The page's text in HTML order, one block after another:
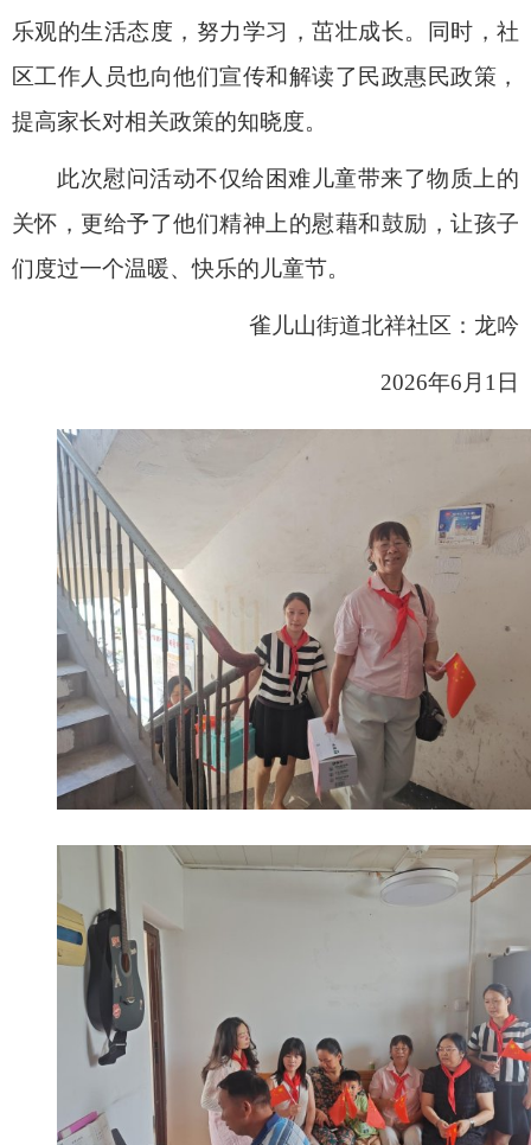
乐观的生活态度，努力学习，茁壮成长。同时，社
区工作人员也向他们宣传和解读了民政惠民政策，
提高家长对相关政策的知晓度。
此次慰问活动不仅给困难儿童带来了物质上的
关怀，更给予了他们精神上的慰藉和鼓励，让孩子
们度过一个温暖、快乐的儿童节。
雀儿山街道北祥社区：龙吟
2026年6月1日